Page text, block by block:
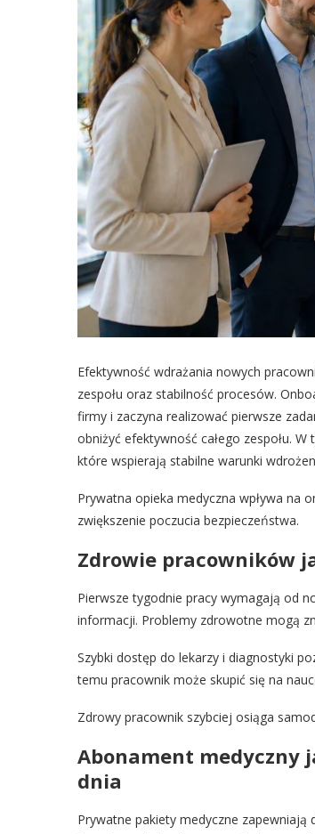
Efektywność wdrażania nowych
zespołu oraz stabilność procesów.
firmy i zaczyna realizować pierwsze
obniżyć efektywność całego zespołu.
które wspierają stabilne warunki
Prywatna opieka medyczna wpływa na
zwiększenie poczucia bezpieczeństwa.
Zdrowie pracowników
Pierwsze tygodnie pracy wymagają od
informacji. Problemy zdrowotne mogą
Szybki dostęp do lekarzy i diagnostyki
temu pracownik może skupić się na
Zdrowy pracownik szybciej osiąga
Abonament medyczny
dnia
Prywatne pakiety medyczne